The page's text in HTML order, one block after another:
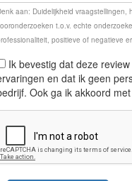
aan: Duidelijkheid vraagstellingen,
t.o.v. echte
positieve of negatieve
Ik bevestig dat deze
en dat ik geen
Ook ga ik akkoord